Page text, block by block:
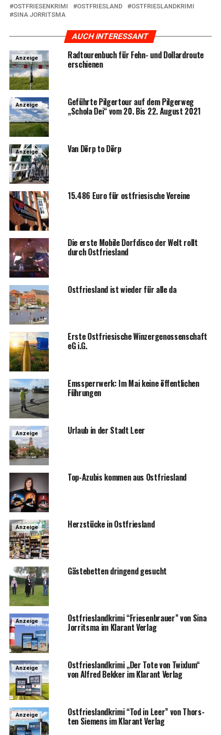
OSTFRIESENKRIMI
OSTFRIESLAND
OSTFRIESLANDKRIMI
SINA JORRITSMA
AUCH INTERESSANT
Anzeige Rad­tou­ren­buch für Fehn- und Dol­lard­rou­te
erschienen
Anzeige Geführ­te Pil­ger­tour auf dem Pil­ger­weg
„Scho­la Dei“ vom 20. Bis 22. August 2021
Anzeige Van Dörp to Dörp
15.486 Euro für ost­frie­si­sche Vereine
Die ers­te Mobi­le Dorf­dis­co der Welt rollt
durch Ostfriesland
Ost­fries­land ist wie­der für alle da
Ers­te Ost­frie­si­sche Win­zer­ge­nos­sen­schaft
eG i.G.
Ems­sperr­werk: Im Mai kei­ne öffent­li­chen
Führungen
Anzeige Urlaub in der Stadt Leer
Top-Azu­bis kom­men aus Ostfriesland
Anzeige Herz­stü­cke in Ostfriesland
Gäs­te­bet­ten drin­gend gesucht
Anzeige Ost­fries­land­kri­mi “Frie­sen­brau­er” von Sina
Jor­rit­s­ma im Klar­ant Verlag
Anzeige Ost­fries­land­kri­mi „Der Tote von Twixlum“
von Alfred Bek­ker im Klar­ant Verlag
Anzeige Ost­fries­land­kri­mi “Tod in Leer” von Thors­
ten Sie­mens im Klar­ant Verlag